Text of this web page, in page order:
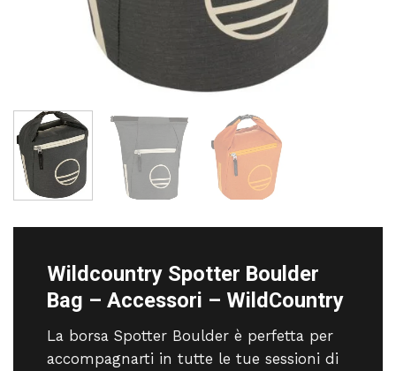
Wildcountry Spotter Boulder
Bag – Accessori – WildCountry
La borsa Spotter Boulder è perfetta per
accompagnarti in tutte le tue sessioni di